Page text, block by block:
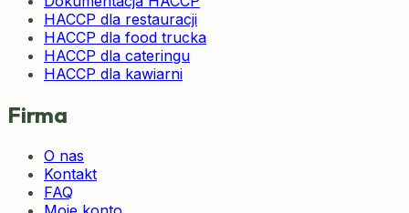
HACCP dla restauracji
HACCP dla food trucka
HACCP dla cateringu
HACCP dla kawiarni
Firma
O nas
Kontakt
FAQ